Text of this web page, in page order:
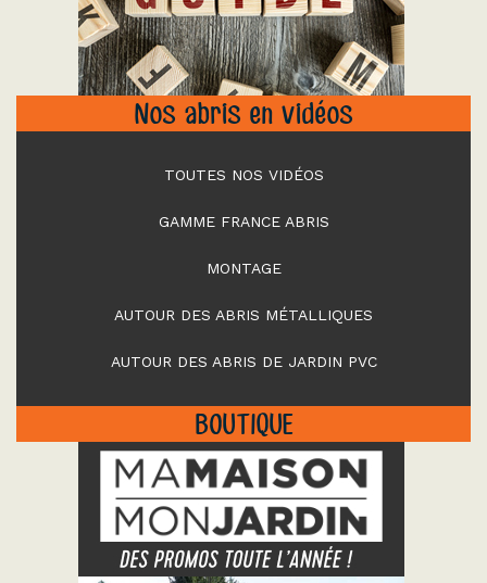
Nos abris en vidéos
TOUTES NOS VIDÉOS
GAMME FRANCE ABRIS
MONTAGE
AUTOUR DES ABRIS MÉTALLIQUES
AUTOUR DES ABRIS DE JARDIN PVC
BOUTIQUE